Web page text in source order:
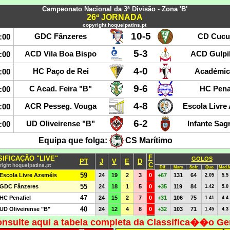
aqui a tabela completa da Classifica��o